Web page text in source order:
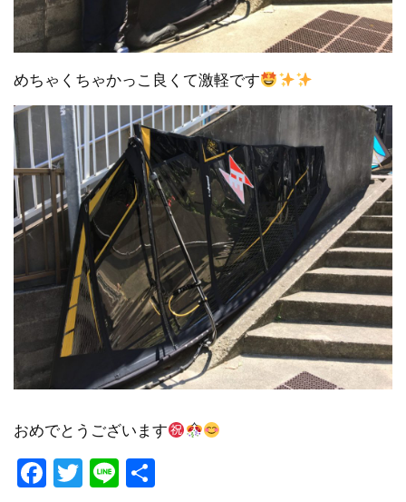
めちゃくちゃかっこ良くて激軽です
おめでとうございます
Facebook
Twitter
Line